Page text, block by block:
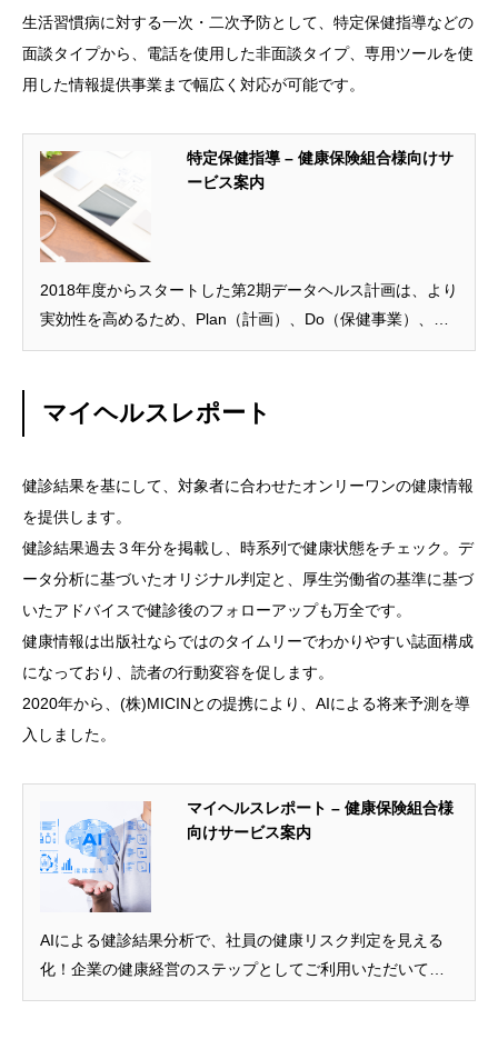
生活習慣病に対する一次・二次予防として、特定保健指導などの
面談タイプから、電話を使用した非面談タイプ、専用ツールを使
用した情報提供事業まで幅広く対応が可能です。
特定保健指導 – 健康保険組合様向けサ
ービス案内
2018年度からスタートした第2期データヘルス計画は、より
実効性を高めるため、Plan（計画）、Do（保健事業）、
Check（評価）、Act（改善）の運用が求められておりま
ューを取り揃え、保険者や加入者の健康づくりをサポート
マイヘルスレポート
健診結果を基にして、対象者に合わせたオンリーワンの健康情報
を提供します。
健診結果過去３年分を掲載し、時系列で健康状態をチェック。デ
ータ分析に基づいたオリジナル判定と、厚生労働省の基準に基づ
いたアドバイスで健診後のフォローアップも万全です。
健康情報は出版社ならではのタイムリーでわかりやすい誌面構成
になっており、読者の行動変容を促します。
2020年から、(株)MICINとの提携により、AIによる将来予測を導
入しました。
マイヘルスレポート – 健康保険組合様
向けサービス案内
AIによる健診結果分析で、社員の健康リスク判定を見える
化！企業の健康経営のステップとしてご利用いただいてい
ます。